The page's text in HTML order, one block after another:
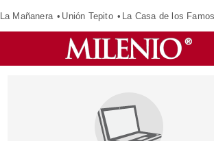
La Mañanera Unión Tepito La Casa de los